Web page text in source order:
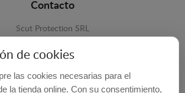
Contacto
Scut Protection SRL
de cookies
las cookies necesarias para el
la tienda online. Con su consentimiento,